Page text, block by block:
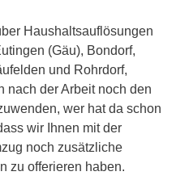
Haushaltsauflösungen
(Gäu), Bondorf,
und Rohrdorf,
nach der Arbeit noch den
wer hat da schon
wir Ihnen mit der
noch zusätzliche
zu offerieren haben.